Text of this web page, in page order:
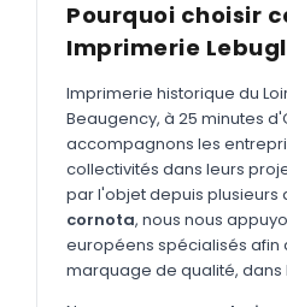
Tee-shirts Nouveau
Polos Nouveau
Sweatshirts
GOODIES
Catalogue complet
Bureau & écriture
Pourquoi choisir
Imprimerie
Imprimerie historique du
Beaugency, à 25 minutes
accompagnons les
collectivités dans leurs
par l'objet depuis plusieurs
cornota, nous nous
européens spécialisés afin
marquage de qualité, dans